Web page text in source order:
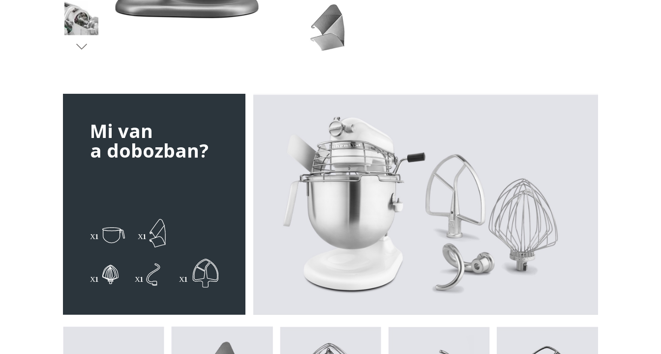
Mi van
a dobozban?